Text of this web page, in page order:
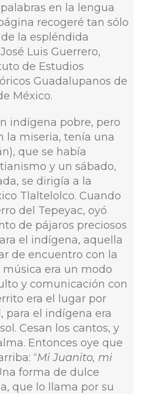
en la lengua
recogeré tan sólo
la espléndida
Luis Guerrero,
de Estudios
Guadalupanos de
México.
indígena pobre, pero
la miseria, tenía una
que se había
y un sábado,
se dirigía a la
Tlaltelolco. Cuando
del Tepeyac, oyó
de pájaros preciosos
el indígena, aquella
de encuentro con la
era un modo
y comunicación con
era el lugar por
para el indígena era
Cesan los cantos, y
Entonces oye que
“Mi Juanito, mi
forma de dulce
que lo llama por su